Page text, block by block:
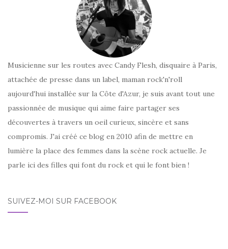
Musicienne sur les routes avec Candy Flesh, disquaire à Paris,
attachée de presse dans un label, maman rock'n'roll
aujourd'hui installée sur la Côte d'Azur, je suis avant tout une
passionnée de musique qui aime faire partager ses
découvertes à travers un oeil curieux, sincère et sans
compromis. J'ai créé ce blog en 2010 afin de mettre en
lumière la place des femmes dans la scène rock actuelle. Je
parle ici des filles qui font du rock et qui le font bien !
SUIVEZ-MOI SUR FACEBOOK